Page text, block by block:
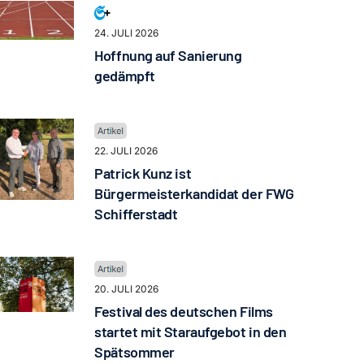
24. JULI 2026
Hoffnung auf Sanierung
gedämpft
22. JULI 2026
Patrick Kunz ist
Bürgermeisterkandidat der FWG
Schifferstadt
20. JULI 2026
Festival des deutschen Films
startet mit Staraufgebot in den
Spätsommer